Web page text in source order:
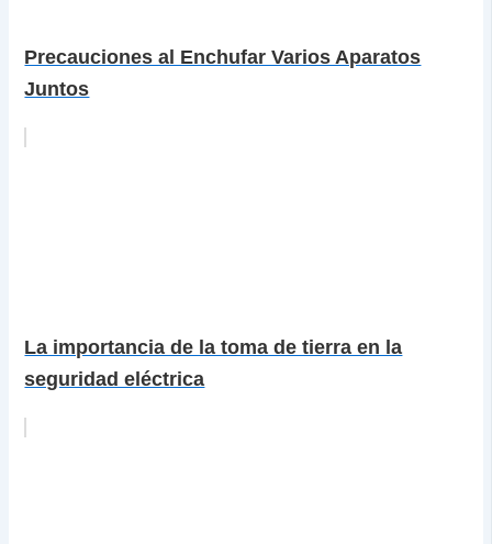
Precauciones al Enchufar Varios Aparatos
Juntos
La importancia de la toma de tierra en la
seguridad eléctrica